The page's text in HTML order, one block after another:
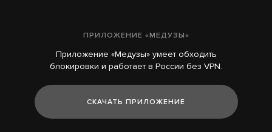
ПРИЛОЖЕНИЕ «МЕДУЗЫ»
Приложение «Медузы» умеет обходить
блокировки и работает в России без VPN.
СКАЧАТЬ ПРИЛОЖЕНИЕ